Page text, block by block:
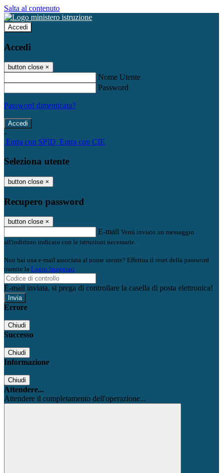
Salta al contenuto
Accedi
Accedi
button close ×
Nome Utente
Password
Password dimenticata?
-
Entra con SPID Entra con CIE
Seleziona utente
button close ×
Recupero password
button close ×
E-mail Verrà inviato un messaggio
all'indirizzo indicato con le istruzioni necessarie.
Non hai una e-mail associata al nome utente? Effettua il reset della password
tramite la Login Spaggiari
E-mail inviata, si prega di controllare la casella di posta elettronica!
Errore
Chiudi
Successo
Chiudi
Informazione
Chiudi
Attendere...
Attendere il completamento dell'operazione...